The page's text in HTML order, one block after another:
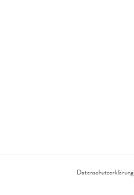
Datenschutzerklärung